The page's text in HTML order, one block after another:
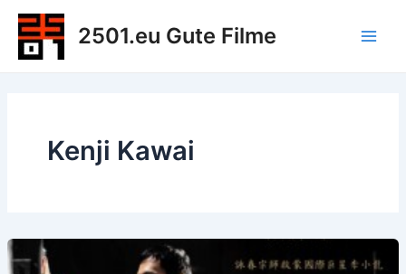
Zum
Inhalt
springen
2501.eu Gute Filme
Kenji Kawai